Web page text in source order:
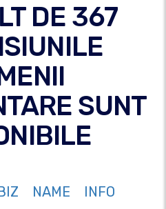
DE 367
SUNT
NAME
INFO